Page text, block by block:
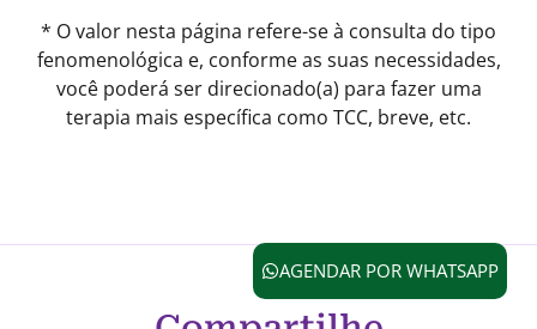
* O valor nesta página refere-se à consulta do tipo
fenomenológica e, conforme as suas necessidades,
você poderá ser direcionado(a) para fazer uma
terapia mais específica como TCC, breve, etc.
AGENDAR POR WHATSAPP